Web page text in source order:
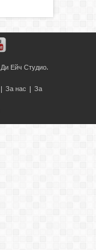
Ди Ейч Студио.
| За нас | За